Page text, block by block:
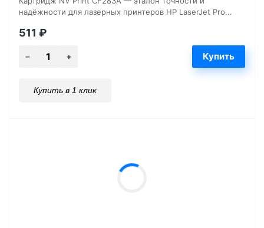
надёжности для лазерных принтеров HP LaserJet Pro...
511 ₽
Купить в 1 клик